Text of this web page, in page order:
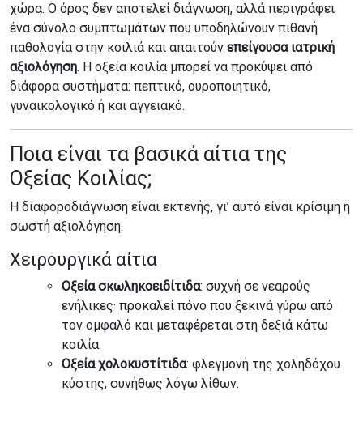
χώρα. Ο όρος δεν αποτελεί διάγνωση, αλλά περιγράφει
ένα σύνολο συμπτωμάτων που υποδηλώνουν πιθανή
παθολογία στην κοιλιά και απαιτούν επείγουσα ιατρική
αξιολόγηση. Η οξεία κοιλία μπορεί να προκύψει από
διάφορα συστήματα: πεπτικό, ουροποιητικό,
γυναικολογικό ή και αγγειακό.
Ποια είναι τα βασικά αίτια της
Οξείας Κοιλίας;
Η διαφοροδιάγνωση είναι εκτενής, γι’ αυτό είναι κρίσιμη η
σωστή αξιολόγηση.
Χειρουργικά αίτια
Οξεία σκωληκοειδίτιδα: συχνή σε νεαρούς
ενήλικες· προκαλεί πόνο που ξεκινά γύρω από
τον ομφαλό και μεταφέρεται στη δεξιά κάτω
κοιλία.
Οξεία χολοκυστίτιδα: φλεγμονή της χοληδόχου
κύστης, συνήθως λόγω λίθων.